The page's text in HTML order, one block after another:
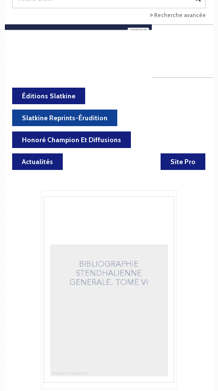
Recherche avancée
Éditions Slatkine
Slatkine Reprints-Érudition
Honoré Champion Et Diffusions
Actualités Site Pro